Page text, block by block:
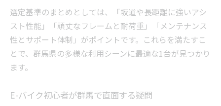
選定基準のまとめとしては、「坂道や長距離に強いアシ
スト性能」「頑丈なフレームと耐荷重」「メンテナンス
性とサポート体制」がポイントです。これらを満たすこ
とで、群馬県の多様な利用シーンに最適な1台が見つかり
ます。
E-バイク初心者が群馬で直面する疑問